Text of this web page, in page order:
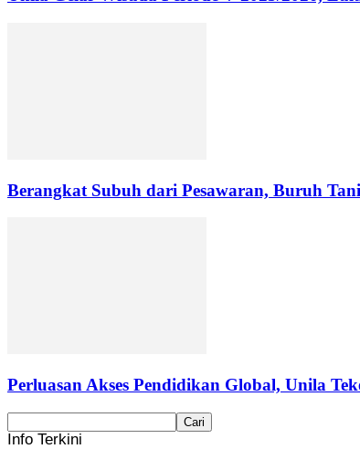
Berangkat Subuh dari Pesawaran, Buruh
Perluasan Akses Pendidikan Global, Unila
Info Terkini